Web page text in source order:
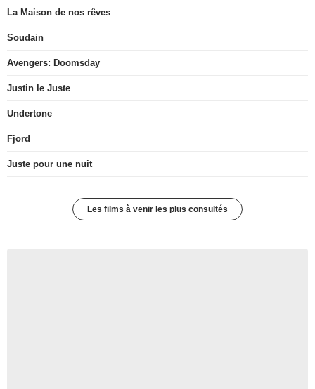
La Maison de nos rêves
Soudain
Avengers: Doomsday
Justin le Juste
Undertone
Fjord
Juste pour une nuit
Les films à venir les plus consultés